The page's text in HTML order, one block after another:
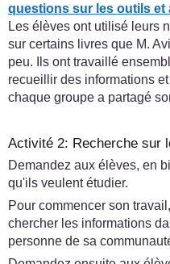
questions sur les outils
Les élèves ont utilisé leurs
sur certains livres que M.
peu. Ils ont travaillé
recueillir des informations
chaque groupe a partagé
Activité 2: Recherche sur
Demandez aux élèves, en
qu'ils veulent étudier.
Pour commencer son
chercher les informations
personne de sa